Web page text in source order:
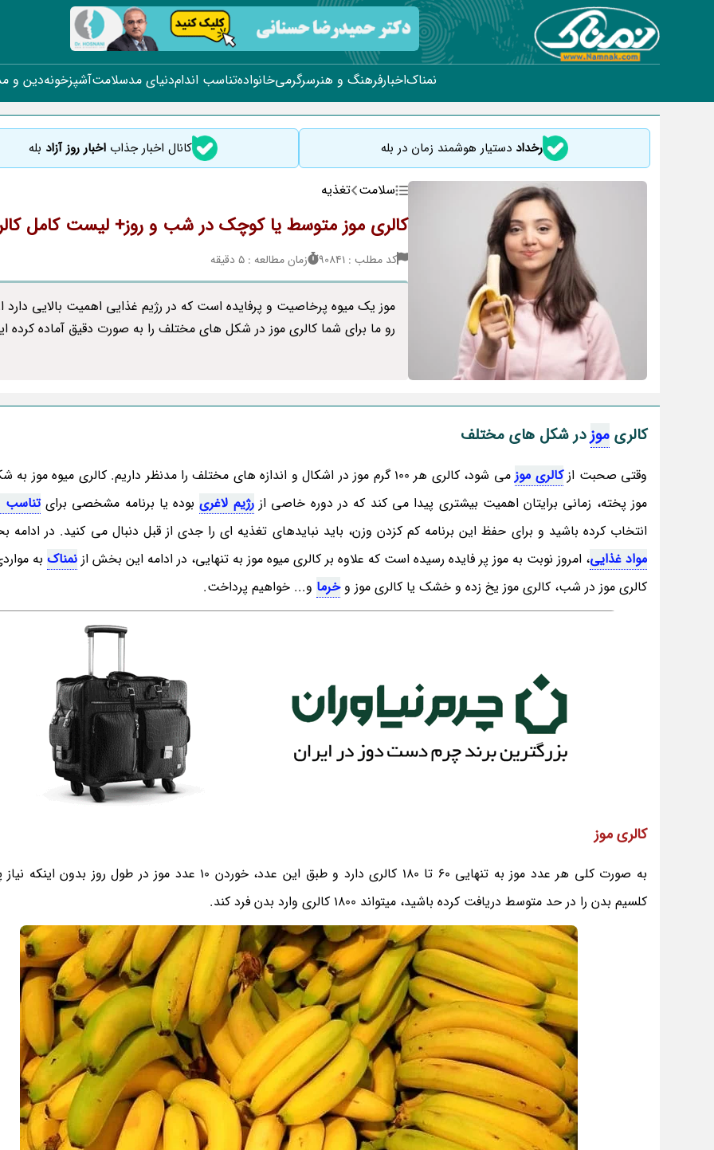
نمناکاخبارفرهنگ و هنرسرگرمیخانوادهتناسب اندامدنیای مدسلامتآشپزخونهدین و
رخداد دستیار هوشمند زمان در بله کانال اخبار جذاب اخبار روز آزاد بله
سلامت تغذیه
کالری موز متوسط یا کوچک در شب و روز+ لیست کامل
کد مطلب : 90841 زمان مطالعه : 5 دقیقه
موز یک میوه پرخاصیت و پرفایده است که در رژیم غذایی اهمیت بالایی دارد
رو ما برای شما کالری موز در شکل های مختلف را به صورت دقیق آماده کرده
کالری موزدر شکل های مختلف
وقتی صحبت ازکالری موز
می شود، کالری هر 100 گرم موز در اشکال و اندازه های مختلف را مدنظر داریم. کالری میوه موز
موز پخته، زمانی برایتان اهمیت بیشتری پیدا می کند که در دوره خاصی ازرژیم لاغریبوده یا برنامه مشخصی برایتناسب
انتخاب کرده باشید و برای حفظ این برنامه کم کزدن وزن، باید نبایدهای تغذیه ای را جدی از قبل دنبال می کنید. در ادامه
مواد غذایی، امروز نوبت به موز پر فایده رسیده است که علاوه بر کالری میوه موز به تنهایی، در ادامه این بخش از نمناک به
کالری موز در شب، کالری موز یخ زده و خشک یا کالری موز وخرما و... خواهیم پرداخت.
کالری موز
به صورت کلی هر عدد موز به تنهایی 60 تا 180 کالری دارد و طبق این عدد، خوردن 10 عدد موز در طول
کلسیم بدن را در حد متوسط دریافت کرده باشید، میتواند 1800 کالری وارد بدن فرد کند.